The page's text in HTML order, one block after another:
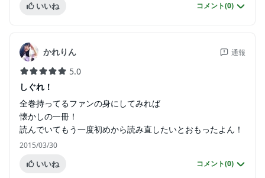
いいね コメント(0)
かれりん 通報
5.0
しぐれ！
全巻持ってるファンの身にしてみれば
懐かしの一冊！
読んでいてもう一度初めから読み直したいとおもったよん！
2015/03/30
いいね コメント(0)